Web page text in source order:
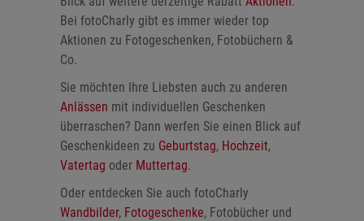
Bei fotoCharly gibt es immer wieder top
Aktionen zu Fotogeschenken, Fotobüchern &
Co.
Sie möchten Ihre Liebsten auch zu anderen
Anlässen mit individuellen Geschenken
überraschen? Dann werfen Sie einen Blick auf
Geschenkideen zu Geburtstag, Hochzeit,
Vatertag oder Muttertag.
Oder entdecken Sie auch fotoCharly
Wandbilder, Fotogeschenke, Fotobücher und